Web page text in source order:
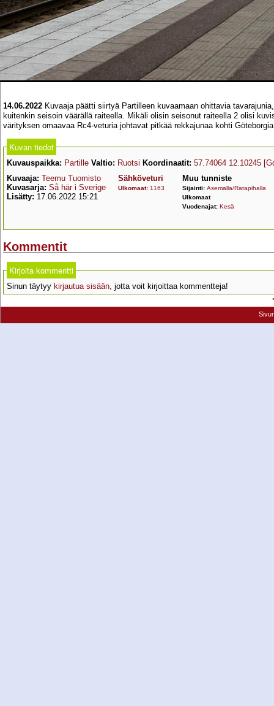
14.06.2022 Kuvaaja päätti siirtyä Partilleen kuvaamaan ohittavia
kuitenkin seisoin väärällä raiteella. Mikäli olisin seisonut raiteella 2 olisi
värityksen omaavaa Rc4-veturia johtavat pitkää rekkajunaa kohti
Kuvan tiedot
Kuvauspaikka: Partille Valtio: Ruotsi Koordinaatit: 57.74064 12.10245
Kuvaaja: Teemu Tuomisto
Kuvasarja: Så här i Sverige
Lisätty: 17.06.2022 15:21
Sähköveturi
Ulkomaat: 1163
Muu tunniste
Sijainti: Asemalla/Ratapihalla
Ulkomaat
Vuodenajat: Kesä
Kommentit
Kirjoita kommentti
Sinun täytyy kirjautua sisään, jotta voit kirjoittaa kommentteja!